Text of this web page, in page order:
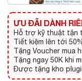
ƯU ĐÃI DÀNH
Hỗ trợ kỹ thuật tận
Tiết kiệm lên tới
Tặng Voucher mua
Tặng ngay 50K khi
Được tặng kho